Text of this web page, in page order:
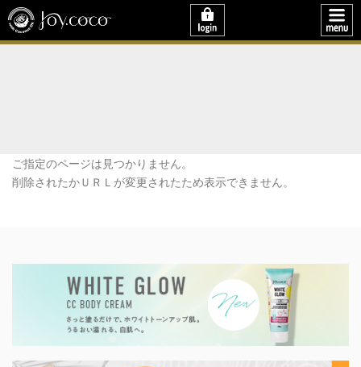
ご指定のページは見つかりません。
削除されたかＵＲＬが変更されたため表示できません。